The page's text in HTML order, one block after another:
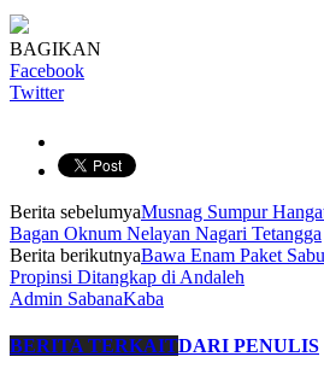
BAGIKAN
Facebook
Twitter
Berita sebelumyaMusnag Sumpur
Bagan Oknum Nelayan Nagari Tetangga
Berita berikutnyaBawa Enam Paket
Propinsi Ditangkap di Andaleh
Admin SabanaKaba
BERITA TERKAITDARI PENULIS